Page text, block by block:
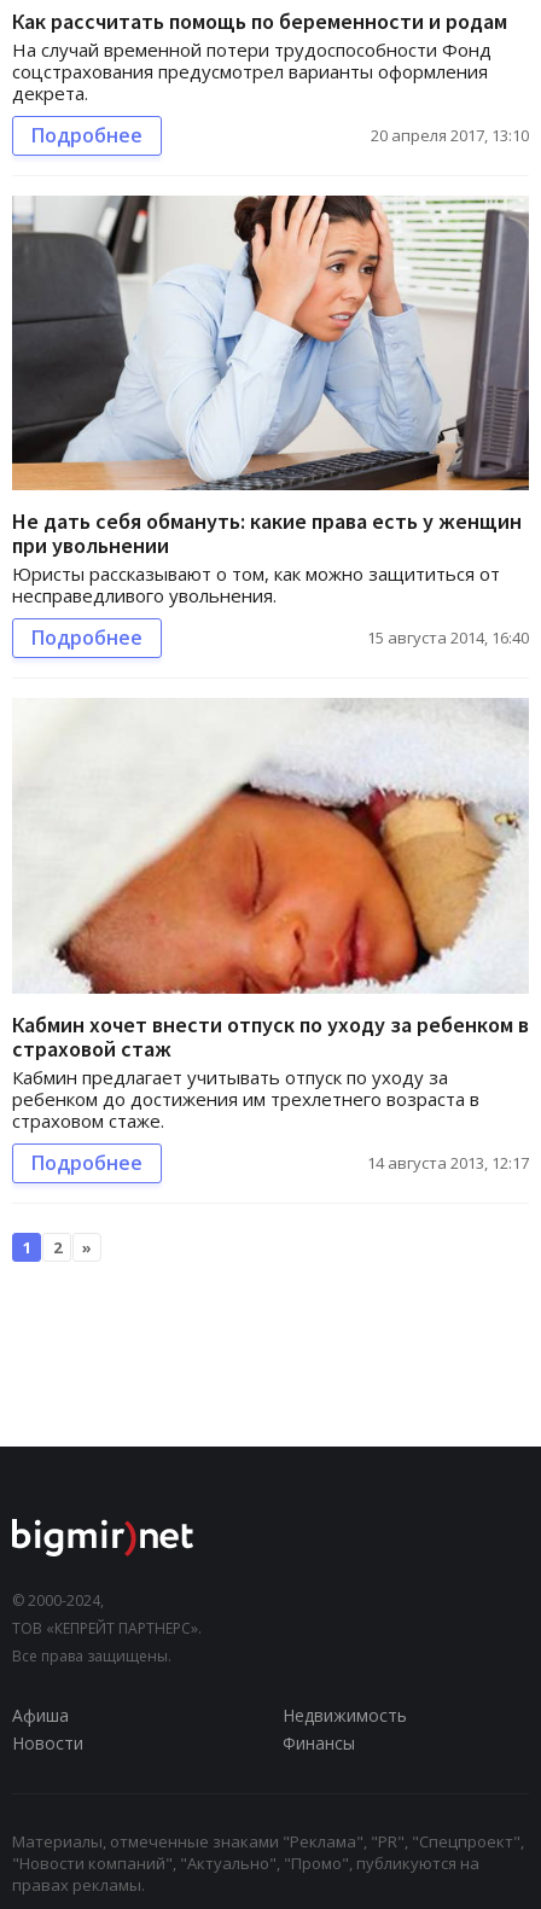
Как рассчитать помощь по беременности и родам
На случай временной потери трудоспособности Фонд
соцстрахования предусмотрел варианты оформления
декрета.
Подробнее 20 апреля 2017, 13:10
Не дать себя обмануть: какие права есть у женщин
при увольнении
Юристы рассказывают о том, как можно защититься от
несправедливого увольнения.
Подробнее 15 августа 2014, 16:40
Кабмин хочет внести отпуск по уходу за ребенком в
страховой стаж
Кабмин предлагает учитывать отпуск по уходу за
ребенком до достижения им трехлетнего возраста в
страховом стаже.
Подробнее 14 августа 2013, 12:17
1 2 »
© 2000-2024,
ТОВ «КЕПРЕЙТ ПАРТНЕРС».
Все права защищены.
Афиша
Недвижимость
Новости
Финансы
Материалы, отмеченные знаками "Реклама", "PR", "Спецпроект",
"Новости компаний", "Актуально", "Промо", публикуются на
правах рекламы.